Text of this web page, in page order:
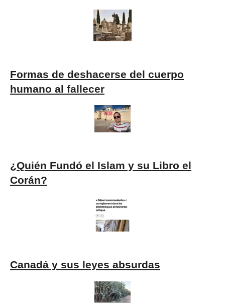
Formas de deshacerse del cuerpo
humano al fallecer
¿Quién Fundó el Islam y su Libro el
Corán?
Canadá y sus leyes absurdas